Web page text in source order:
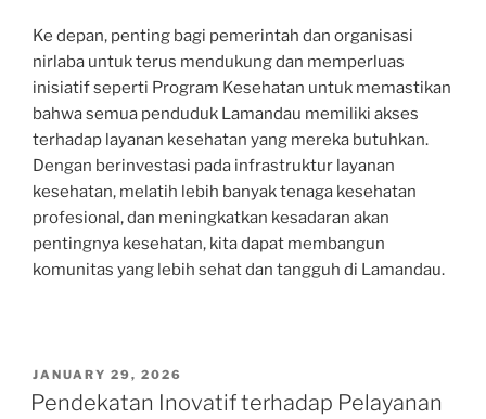
Ke depan, penting bagi pemerintah dan organisasi
nirlaba untuk terus mendukung dan memperluas
inisiatif seperti Program Kesehatan untuk memastikan
bahwa semua penduduk Lamandau memiliki akses
terhadap layanan kesehatan yang mereka butuhkan.
Dengan berinvestasi pada infrastruktur layanan
kesehatan, melatih lebih banyak tenaga kesehatan
profesional, dan meningkatkan kesadaran akan
pentingnya kesehatan, kita dapat membangun
komunitas yang lebih sehat dan tangguh di Lamandau.
POSTED
ON
JANUARY 29, 2026
Pendekatan Inovatif terhadap Pelayanan